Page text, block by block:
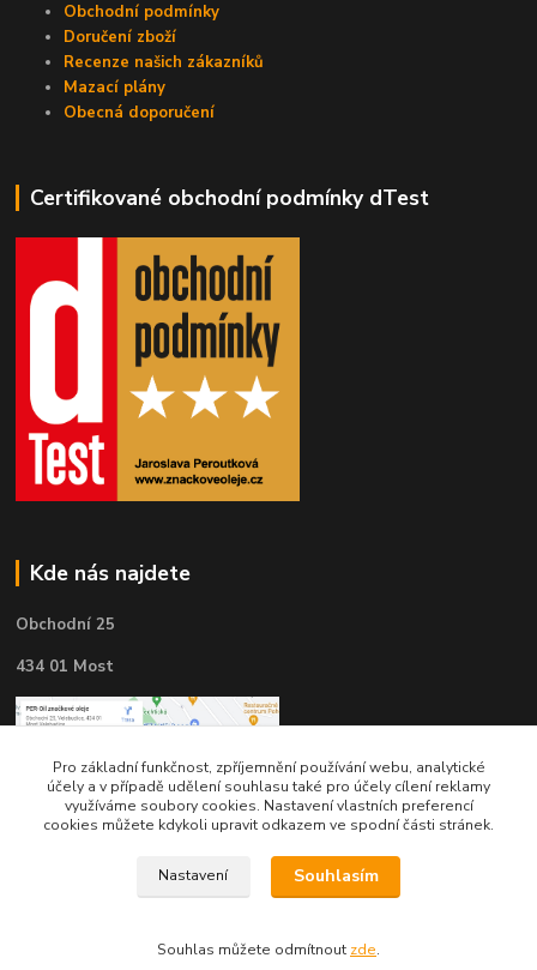
Obchodní podmínky
Doručení zboží
Recenze našich zákazníků
Mazací plány
Obecná doporučení
Certifikované obchodní podmínky dTest
Kde nás najdete
Obchodní 25
434 01 Most
Pro základní funkčnost, zpříjemnění používání webu, analytické
účely a v případě udělení souhlasu také pro účely cílení reklamy
využíváme soubory cookies. Nastavení vlastních preferencí
cookies můžete kdykoli upravit odkazem ve spodní části stránek.
Nastavení Souhlasím
Souhlas můžete odmítnout zde.